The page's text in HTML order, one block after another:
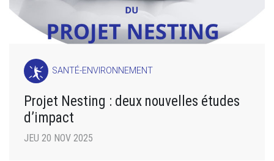
SANTÉ-ENVIRONNEMENT
Projet Nesting : deux nouvelles études
d’impact
JEU 20 NOV 2025